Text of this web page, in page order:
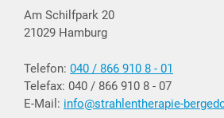
Am Schilfpark 20
21029 Hamburg
Telefon: 040 / 866 910 8 - 01
Telefax: 040 / 866 910 8 - 07
E-Mail: info@strahlentherapie-